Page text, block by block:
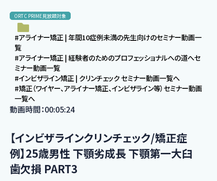
【インビザラインクリンチェック/矯正症
例】25歳男性 下顎劣成長 下顎第一大臼
歯欠損 PART3
ORTC PRIME見放題対象
#アライナー矯正 | 年間10症例未満の先生向けのセミナー動画一
覧
#アライナー矯正 | 経験者のためのプロフェッショナルへの道へセ
ミナー動画一覧
#インビザライン矯正 | クリンチェック セミナー動画一覧へ
#矯正（ワイヤー、アライナー矯正、インビザライン等）セミナー動画
一覧へ
動画時間：00:05:24